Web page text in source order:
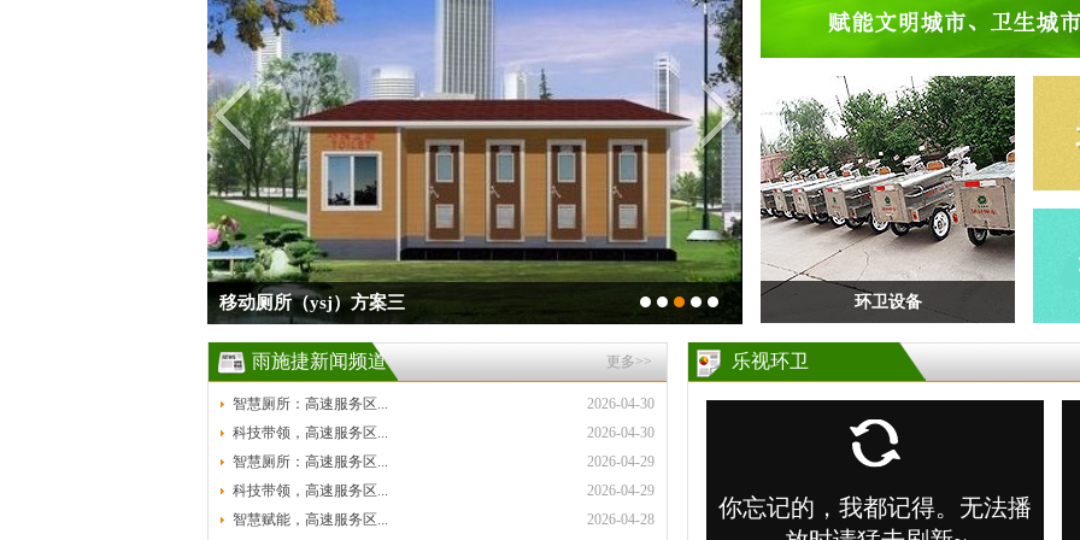
移动厕所（ysj）方案三 环卫设备
更多>>
雨施捷新闻频道
2026-04-30
智慧厕所：高速服务区...
2026-04-30
科技带领，高速服务区...
2026-04-29
智慧厕所：高速服务区...
2026-04-29
科技带领，高速服务区...
2026-04-28
智慧赋能，高速服务区...
乐视环卫